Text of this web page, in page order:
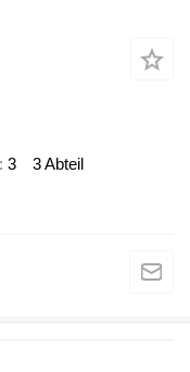
3 3 Abteil